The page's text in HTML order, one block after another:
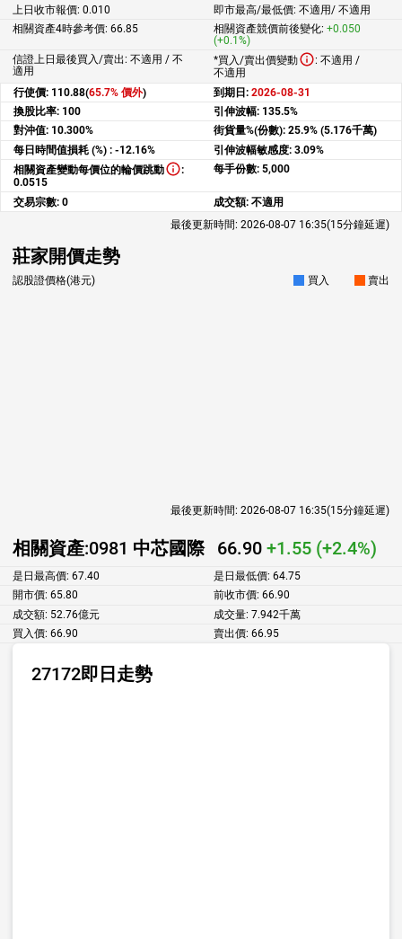
上日收市報價: 0.010 即市最高/最低價: 不適用/ 不適用
相關資產4時參考價: 66.85 相關資產競價前後變化: +0.050
(+0.1%)
信證上日最後買入/賣出: 不適用 / 不
適用
*買入/賣出價變動 : 不適用 /
不適用
行使價: 110.88(65.7% 價外) 到期日: 2026-08-31
換股比率: 100 引伸波幅: 135.5%
對沖值: 10.300% 街貨量%(份數): 25.9% (5.176千萬)
每日時間值損耗 (%) : -12.16% 引伸波幅敏感度: 3.09%
相關資產變動每價位的輪價跳動
:
0.0515
每手份數: 5,000
交易宗數: 0 成交額: 不適用
最後更新時間: 2026-08-07 16:35(15分鐘延遲)
莊家開價走勢
認股證價格(港元) 買入 賣出
最後更新時間: 2026-08-07 16:35(15分鐘延遲)
相關資產:0981 中芯國際 66.90 +1.55 (+2.4%)
是日最高價: 67.40 是日最低價: 64.75
開市價: 65.80 前收市價: 66.90
成交額: 52.76億元 成交量: 7.942千萬
買入價: 66.90 賣出價: 66.95
27172即日走勢